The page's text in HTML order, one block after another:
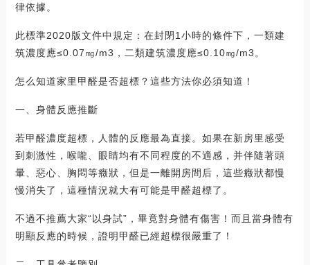
律依據。
此標準2020版文件中規定：在封閉1小時的條件下，一類建
筑濃度應≤0.07㎎/m3，二類建筑濃度應≤0.10㎎/m3。
怎么知道家里甲醛是否超標？這些方法你必須知道！
一、身體反應推斷
若甲醛濃度超標，人體的反應最為直接。如果在新房里感受
到刺激性，喉嚨、眼睛均有不同程度的不適感，并伴隨著頭
暈、惡心、胸悶等癥狀，但是一離開房間后，這些癥狀都慢
慢消失了，這種情況就大有可能是甲醛超標了。
不過不推薦大家“以身試”，畢竟對身體有傷害！而且當身體有
明顯反應的時候，證明甲醛已經超標很嚴重了！